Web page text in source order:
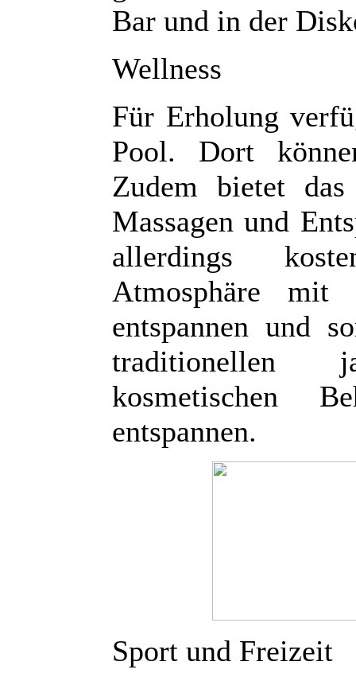
Bar und in der
Wellness
Für Erholung
Pool. Dort
Zudem bietet
Massagen und
allerdings
Atmosphäre mit
entspannen und
traditionellen
kosmetischen
entspannen.
Sport und Freizeit